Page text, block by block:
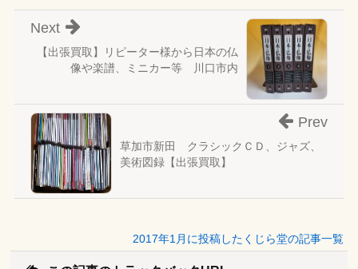
【出張買取】リピーター様から日本の仏
像や楽譜、ミニカー等 川口市内
Next
草加市新田 クラシックＣＤ、ジャズ、
美術図録【出張買取】
Prev
2017年1月に投稿したくじら堂の記事一覧